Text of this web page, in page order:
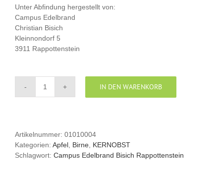
Unter Abfindung hergestellt von:
Campus Edelbrand
Christian Bisich
Kleinnondorf 5
3911 Rappottenstein
Apfel-
-
0,5
l
IN DEN WARENKORB
Artikelnummer: 01010004
Kategorien: Apfel, Birne, KERNOBST
Schlagwort: Campus Edelbrand Bisich Rappottenstein